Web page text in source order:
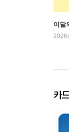
이달
2026
카